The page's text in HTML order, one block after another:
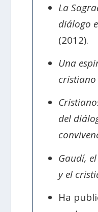
La
diálogo
(2012).
Una
del
Gaudí,
y el
Ha